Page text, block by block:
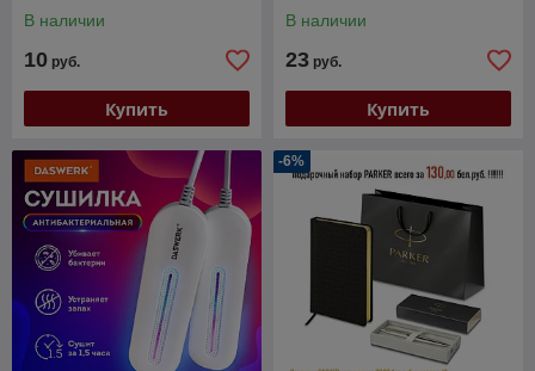
ламинацией
В наличии
10 руб.
Купить
В наличии
23 руб.
Купить
-6%